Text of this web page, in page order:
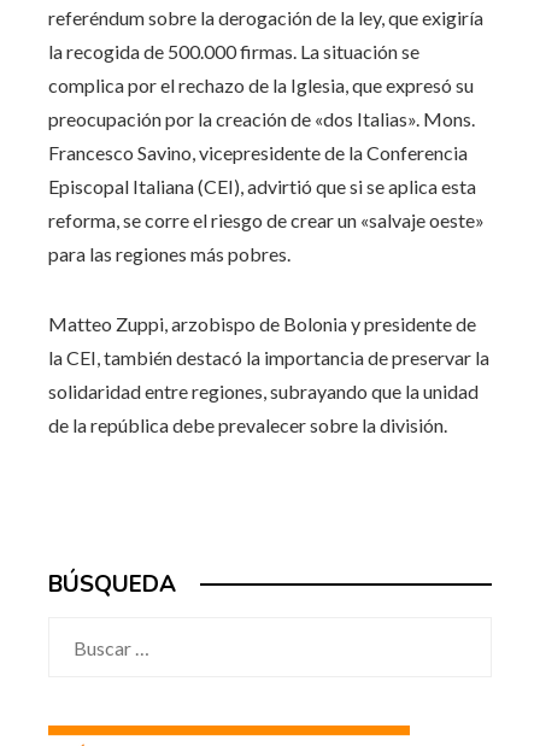
referéndum sobre la derogación de la ley, que exigiría
la recogida de 500.000 firmas. La situación se
complica por el rechazo de la Iglesia, que expresó su
preocupación por la creación de «dos Italias». Mons.
Francesco Savino, vicepresidente de la Conferencia
Episcopal Italiana (CEI), advirtió que si se aplica esta
reforma, se corre el riesgo de crear un «salvaje oeste»
para las regiones más pobres.
Matteo Zuppi, arzobispo de Bolonia y presidente de
la CEI, también destacó la importancia de preservar la
solidaridad entre regiones, subrayando que la unidad
de la república debe prevalecer sobre la división.
BÚSQUEDA